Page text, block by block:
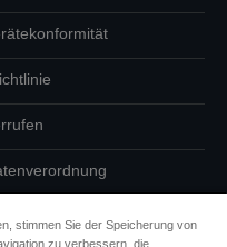
stimmen Sie der Speicherung von
zu verbessern, die